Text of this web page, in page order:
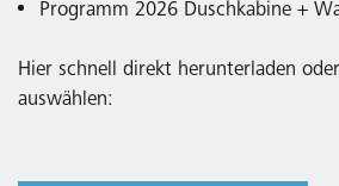
Programm 2026 Duschkabine +
Hier schnell direkt herunterladen
auswählen: